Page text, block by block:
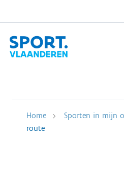
Home Sporten in mijn
route